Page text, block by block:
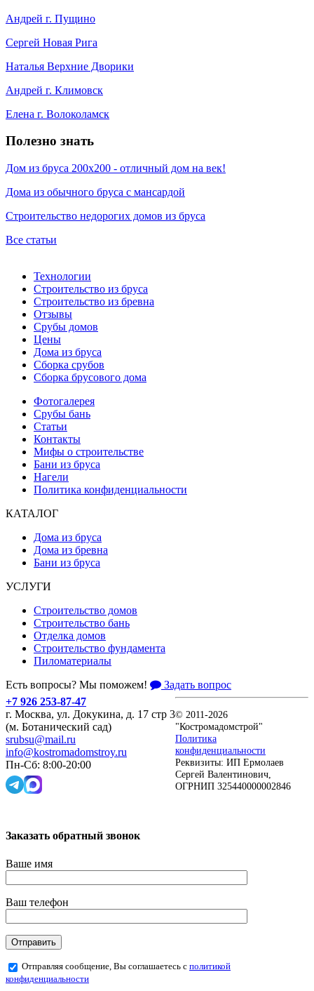
Андрей г. Пущино
Сергей Новая Рига
Наталья Верхние Дворики
Андрей г. Климовск
Елена г. Волоколамск
Полезно знать
Дом из бруса 200х200 - отличный дом на век!
Дома из обычного бруса с мансардой
Строительство недорогих домов из бруса
Все статьи
Технологии
Строительство из бруса
Строительство из бревна
Отзывы
Срубы домов
Цены
Дома из бруса
Сборка срубов
Сборка брусового дома
Фотогалерея
Срубы бань
Статьи
Контакты
Мифы о строительстве
Бани из бруса
Нагели
Политика конфиденциальности
КАТАЛОГ
Дома из бруса
Дома из бревна
Бани из бруса
УСЛУГИ
Строительство домов
Строительство бань
Отделка домов
Строительство фундамента
Пиломатериалы
Есть вопросы? Мы поможем!
Задать вопрос
+7 926 253-87-47
г. Москва, ул. Докукина, д. 17 стр 3
(м. Ботанический сад)
srubsu@mail.ru
info@kostromadomstroy.ru
Пн-Сб: 8:00-20:00
© 2011-2026
"Костромадомстрой"
Политика
конфиденциальности
Реквизиты: ИП Ермолаев
Сергей Валентинович,
ОГРНИП 325440000002846
Заказать обратный звонок
Ваше имя
Ваш телефон
Отправляя сообщение, Вы соглашаетесь с политикой
конфиденциальности